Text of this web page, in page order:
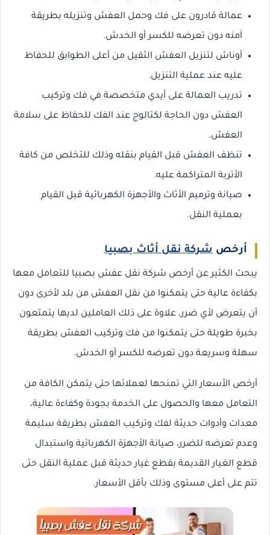
عمالة قادرون على فك وحمل العفش وتنزيله بطريقة
آمنه دون تعرضه للكسر أو الخدش.
أوناش لتنزيل العفش الثقيل من أعلى الطوابق للحفاظ
عليه عند عملية التنزيل.
تدريب العمالة على أيدي متخصصة في فك وتركيب
العفش دون الحاجة لكتالوج عند الفك للحفاظ على سلامة
العفش.
تنظف العفش قبل القيام بنقله وذلك للتخلص من كافة
الأتربة المتراكمة عليه.
صيانة وترميم الأثاث والأجهزة الكهربائية قبل القيام
بعملية النقل.
أرخص شركة نقل أثاث بصبيا
يبحث الكثير عن أرخص شركة نقل عفش بصبيا للتعامل معها
بكفاءة عالية حتى يتمكنوا من نقل العفش من بلد لأخرى دون
أن يتعرض لأي ضرر، علاوة على ذلك العاملين لديها يتمتعون
بخبرة طويلة حتى يتمكنوا من فك وتركيب العفش بطريقة
سهلة وسريعة دون تعرضه للكسر أو الخدش.
أرخص الأسعار التي تمنحها لعملائها حتى يتمكن الكافة من
التعامل معها والحصول على الخدمة بجودة وكفاءة عالية،
معدات وأدوات حديثة لفك وتركيب العفش بطريقة سليمة
وعدم تعرضه للضرر، صيانة الأجهزة الكهربائية واستبدال
قطع الغيار القديمة بقطع غيار حديثة قبل عملية النقل حتى
تتم على أعلى مستوى وذلك بأقل الأسعار.